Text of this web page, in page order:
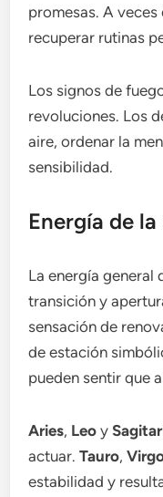
promesas. A
recuperar rutinas
Los signos de
revoluciones. Los
aire, ordenar la
sensibilidad.
Energía de la
La energía general
transición y
sensación de
de estación
pueden sentir que
Aries, Leo y
actuar.Tauro,
estabilidad y